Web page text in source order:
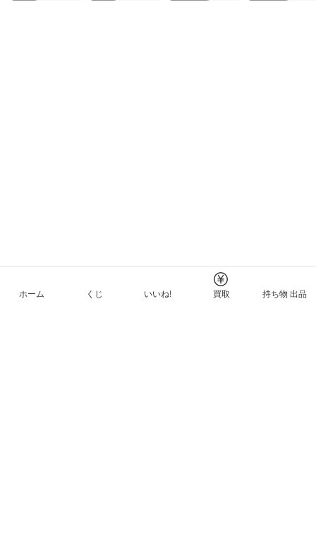
ホーム くじ いいね! 買取 持ち物 出品